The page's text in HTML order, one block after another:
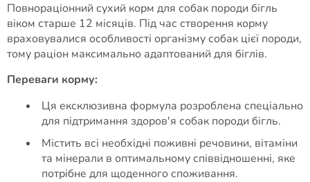
Повнораціонний сухий корм для собак породи бігль
віком старше 12 місяців. Під час створення корму
враховувалися особливості організму собак цієї породи,
тому раціон максимально адаптований для біглів.
Переваги корму:
Ця ексклюзивна формула розроблена спеціально
для підтримання здоров'я собак породи бігль.
Містить всі необхідні поживні речовини, вітаміни
та мінерали в оптимальному співвідношенні, яке
потрібне для щоденного споживання.